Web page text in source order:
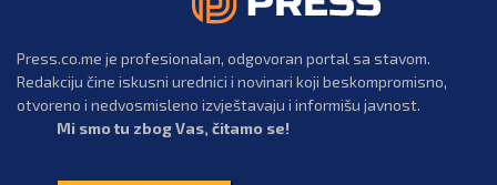
Press.co.me je profesionalan, odgovoran portal sa stavom.
Redakciju čine iskusni urednici i novinari koji beskompromisno,
otvoreno i nedvosmisleno izvještavaju i informišu javnost.
Mi smo tu zbog Vas, čitamo se!